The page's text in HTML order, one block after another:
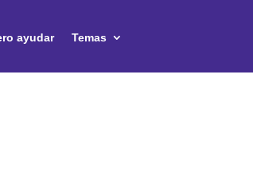
ayudar Temas